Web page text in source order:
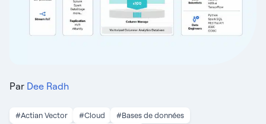
Par Dee Radh
#Actian Vector #Cloud
#Bases de données